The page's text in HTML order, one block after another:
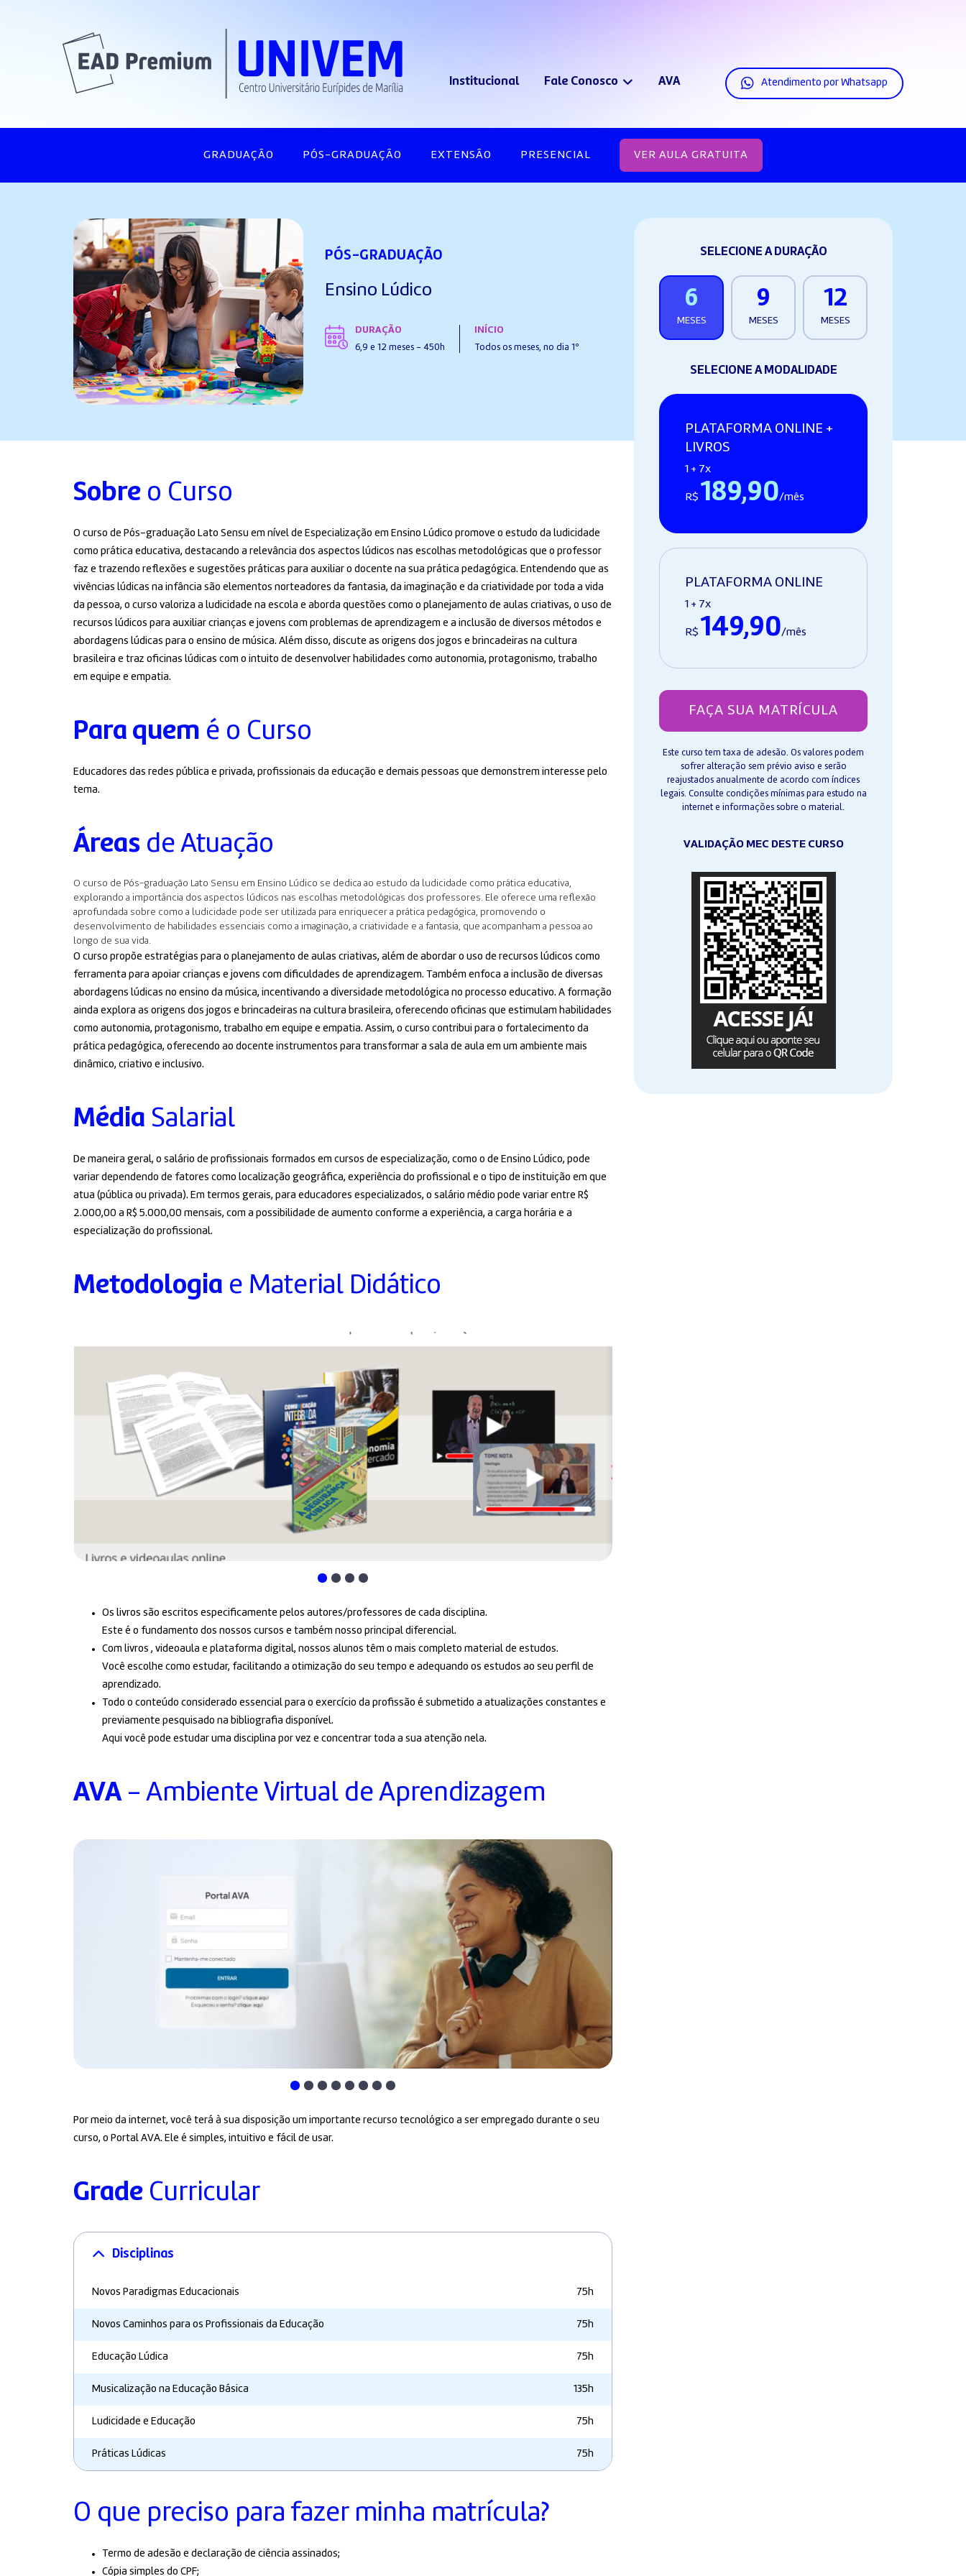
Institucional Fale Conosco AVA Atendimento por Whatsapp
GRADUAÇÃO PÓS-GRADUAÇÃO EXTENSÃO PRESENCIAL VER AULA GRATUITA
PÓS-GRADUAÇÃO
Ensino Lúdico
DURAÇÃO
6,9 e 12 meses - 450h
INÍCIO
Todos os meses, no dia 1º
Sobre o Curso
O curso de Pós-graduação Lato Sensu em nível de Especialização em Ensino Lúdico promove o estudo da ludicidade
como prática educativa, destacando a relevância dos aspectos lúdicos nas escolhas metodológicas que o professor
faz e trazendo reflexões e sugestões práticas para auxiliar o docente na sua prática pedagógica. Entendendo que as
vivências lúdicas na infância são elementos norteadores da fantasia, da imaginação e da criatividade por toda a vida
da pessoa, o curso valoriza a ludicidade na escola e aborda questões como o planejamento de aulas criativas, o uso de
recursos lúdicos para auxiliar crianças e jovens com problemas de aprendizagem e a inclusão de diversos métodos e
abordagens lúdicas para o ensino de música. Além disso, discute as origens dos jogos e brincadeiras na cultura
brasileira e traz oficinas lúdicas com o intuito de desenvolver habilidades como autonomia, protagonismo, trabalho
em equipe e empatia.
Para quem é o Curso
Educadores das redes pública e privada, profissionais da educação e demais pessoas que demonstrem interesse pelo
tema.
Áreas de Atuação
O curso de Pós-graduação Lato Sensu em Ensino Lúdico se dedica ao estudo da ludicidade como prática educativa,
explorando a importância dos aspectos lúdicos nas escolhas metodológicas dos professores. Ele oferece uma reflexão
aprofundada sobre como a ludicidade pode ser utilizada para enriquecer a prática pedagógica, promovendo o
desenvolvimento de habilidades essenciais como a imaginação, a criatividade e a fantasia, que acompanham a pessoa ao
longo de sua vida.
O curso propõe estratégias para o planejamento de aulas criativas, além de abordar o uso de recursos lúdicos como
ferramenta para apoiar crianças e jovens com dificuldades de aprendizagem. Também enfoca a inclusão de diversas
abordagens lúdicas no ensino da música, incentivando a diversidade metodológica no processo educativo. A formação
ainda explora as origens dos jogos e brincadeiras na cultura brasileira, oferecendo oficinas que estimulam habilidades
como autonomia, protagonismo, trabalho em equipe e empatia. Assim, o curso contribui para o fortalecimento da
prática pedagógica, oferecendo ao docente instrumentos para transformar a sala de aula em um ambiente mais
dinâmico, criativo e inclusivo.
Média Salarial
De maneira geral, o salário de profissionais formados em cursos de especialização, como o de Ensino Lúdico, pode
variar dependendo de fatores como localização geográfica, experiência do profissional e o tipo de instituição em que
atua (pública ou privada). Em termos gerais, para educadores especializados, o salário médio pode variar entre R$
2.000,00 a R$ 5.000,00 mensais, com a possibilidade de aumento conforme a experiência, a carga horária e a
especialização do profissional.
Metodologia e Material Didático
Os livros são escritos especificamente pelos autores/professores de cada disciplina.
Este é o fundamento dos nossos cursos e também nosso principal diferencial.
Com livros , videoaula e plataforma digital, nossos alunos têm o mais completo material de estudos.
Você escolhe como estudar, facilitando a otimização do seu tempo e adequando os estudos ao seu perfil de
aprendizado.
Todo o conteúdo considerado essencial para o exercício da profissão é submetido a atualizações constantes e
previamente pesquisado na bibliografia disponível.
Aqui você pode estudar uma disciplina por vez e concentrar toda a sua atenção nela.
AVA- Ambiente Virtual de Aprendizagem
Por meio da internet, você terá à sua disposição um importante recurso tecnológico a ser empregado durante o seu
curso, o Portal AVA. Ele é simples, intuitivo e fácil de usar.
Grade Curricular
Disciplinas
Novos Paradigmas Educacionais 75h
Novos Caminhos para os Profissionais da Educação 75h
Educação Lúdica 75h
Musicalização na Educação Básica 135h
Ludicidade e Educação 75h
Práticas Lúdicas 75h
O que preciso para fazer minha matrícula?
Termo de adesão e declaração de ciência assinados;
Cópia simples do CPF;
SELECIONE A DURAÇÃO
6
MESES
9
MESES
12
MESES
SELECIONE A MODALIDADE
PLATAFORMA ONLINE +
LIVROS
1 + 7x
R$ 189,90/mês
PLATAFORMA ONLINE
1 + 7x
R$ 149,90/mês
FAÇA SUA MATRÍCULA
Este curso tem taxa de adesão. Os valores podem
sofrer alteração sem prévio aviso e serão
reajustados anualmente de acordo com índices
legais. Consulte condições mínimas para estudo na
internet e informações sobre o material.
VALIDAÇÃO MEC DESTE CURSO